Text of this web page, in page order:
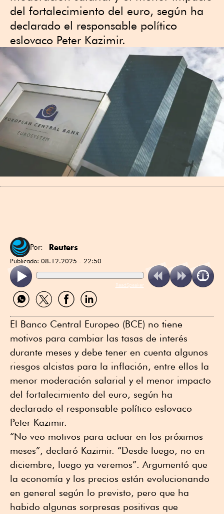
del fortalecimiento del euro, según ha
declarado el responsable político
eslovaco Peter Kazimir.
Por: Reuters
Publicado: 08.12.2025 - 22:50
ReadSpeaker
Compartir
por
Compartir
por
Compartir
por
Compartir
por
El Banco Central Europeo (BCE) no tiene
motivos para cambiar las tasas de interés
durante meses y debe tener en cuenta algunos
riesgos alcistas para la inflación, entre ellos la
menor moderación salarial y el menor impacto
del fortalecimiento del euro, según ha
declarado el responsable político eslovaco
Peter Kazimir.
“No veo motivos para actuar en los próximos
meses”, declaró Kazimir. “Desde luego, no en
diciembre, luego ya veremos”. Argumentó que
la economía y los precios están evolucionando
en general según lo previsto, pero que ha
habido algunas sorpresas positivas que